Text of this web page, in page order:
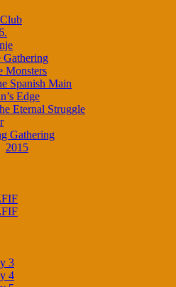
Gathering
Monsters
Spanish Main
Edge
Eternal Struggle
Gathering
2015
3
4